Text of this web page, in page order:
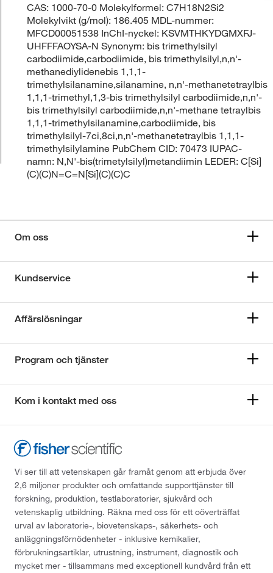
CAS: 1000-70-0 Molekylformel: C7H18N2Si2
Molekylvikt (g/mol): 186.405 MDL-nummer:
MFCD00051538 InChI-nyckel: KSVMTHKYDGMXFJ-
UHFFFAOYSA-N Synonym: bis trimethylsilyl
carbodiimide,carbodiimide, bis trimethylsilyl,n,n'-
methanediylidenebis 1,1,1-
trimethylsilanamine,silanamine, n,n'-methanetetraylbis
1,1,1-trimethyl,1,3-bis trimethylsilyl carbodiimide,n,n'-
bis trimethylsilyl carbodiimide,n,n'-methane tetraylbis
1,1,1-trimethylsilanamine,carbodiimide, bis
trimethylsilyl-7ci,8ci,n,n'-methanetetraylbis 1,1,1-
trimethylsilylamine PubChem CID: 70473 IUPAC-
namn: N,N'-bis(trimetylsilyl)metandiimin LEDER: C[Si]
(C)(C)N=C=N[Si](C)(C)C
Om oss
Kundservice
Affärslösningar
Program och tjänster
Kom i kontakt med oss
Vi ser till att vetenskapen går framåt genom att erbjuda över
2,6 miljoner produkter och omfattande supporttjänster till
forskning, produktion, testlaboratorier, sjukvård och
vetenskaplig utbildning. Räkna med oss för ett oöverträffat
urval av laboratorie-, biovetenskaps-, säkerhets- och
anläggningsförnödenheter - inklusive kemikalier,
förbrukningsartiklar, utrustning, instrument, diagnostik och
mycket mer - tillsammans med exceptionell kundvård från ett